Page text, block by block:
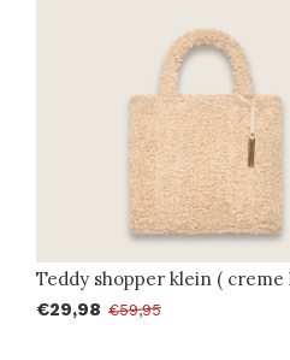
Teddy shopper klein ( creme
€29,98 €59,95